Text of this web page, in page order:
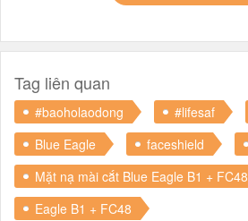
Tag liên quan
#baoholaodong #lifesaf
Blue Eagle
faceshield
Mặt nạ mài cắt Blue Eagle B1 + FC48
Eagle B1 + FC48